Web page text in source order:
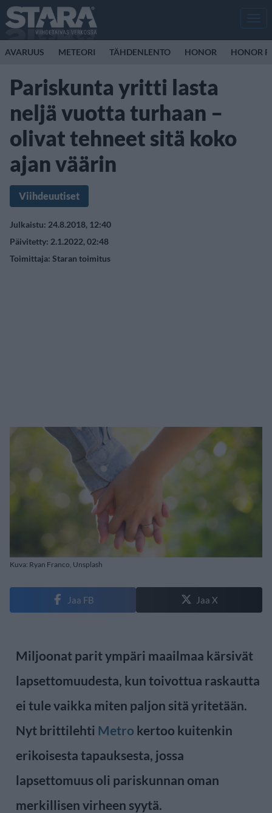
AVARUUS METEORI TÄHDENLENTO HONOR HONOR
Pariskunta yritti lasta
neljä vuotta turhaan –
olivat tehneet sitä koko
ajan väärin
Viihdeuutiset
Julkaistu: 24.8.2018, 12:40
Päivitetty: 2.1.2022, 02:48
Toimittaja: Staran toimitus
Kuva: Ryan Franco, Unsplash
Jaa FB Jaa X
Miljoonat parit ympäri maailmaa kärsivät
lapsettomuudesta, kun toivottua raskautta
ei tule vaikka miten paljon sitä yritetään.
Nyt brittilehti Metro kertoo kuitenkin
erikoisesta tapauksesta, jossa
lapsettomuus oli pariskunnan oman
merkillisen virheen syytä.